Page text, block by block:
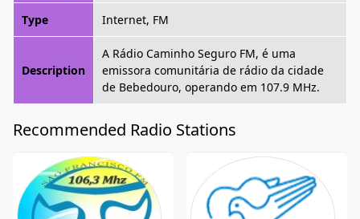
Type Internet, FM
Description
A Rádio Caminho Seguro FM, é uma
emissora comunitária de rádio da cidade
de Bebedouro, operando em 107.9 MHz.
Recommended Radio Stations